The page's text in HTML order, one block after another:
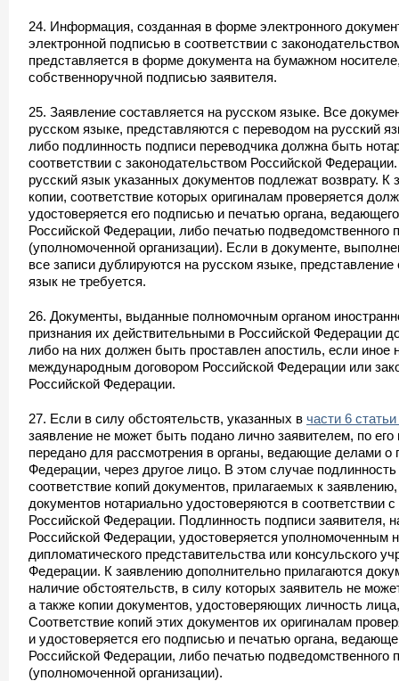
24. Информация, созданная в форме электронного
электронной подписью в соответствии с
представляется в форме документа на бумажном
собственноручной подписью заявителя.
25. Заявление составляется на русском языке. Все
русском языке, представляются с переводом на русский
либо подлинность подписи переводчика должна быть
соответствии с законодательством Российской
русский язык указанных документов подлежат возврату.
копии, соответствие которых оригиналам проверяется
удостоверяется его подписью и печатью органа,
Российской Федерации, либо печатью подведомственного
(уполномоченной организации). Если в документе,
все записи дублируются на русском языке, представление
язык не требуется.
26. Документы, выданные полномочным органом
признания их действительными в Российской Федерации
либо на них должен быть проставлен апостиль, если иное
международным договором Российской Федерации или
Российской Федерации.
27. Если в силу обстоятельств, указанных в части 6
заявление не может быть подано лично заявителем, по
передано для рассмотрения в органы, ведающие делами о
Федерации, через другое лицо. В этом случае
соответствие копий документов, прилагаемых к
документов нотариально удостоверяются в соответствии
Российской Федерации. Подлинность подписи заявителя,
Российской Федерации, удостоверяется уполномоченным
дипломатического представительства или консульского
Федерации. К заявлению дополнительно прилагаются
наличие обстоятельств, в силу которых заявитель не
а также копии документов, удостоверяющих личность
Соответствие копий этих документов их оригиналам
и удостоверяется его подписью и печатью органа,
Российской Федерации, либо печатью подведомственного
(уполномоченной организации).